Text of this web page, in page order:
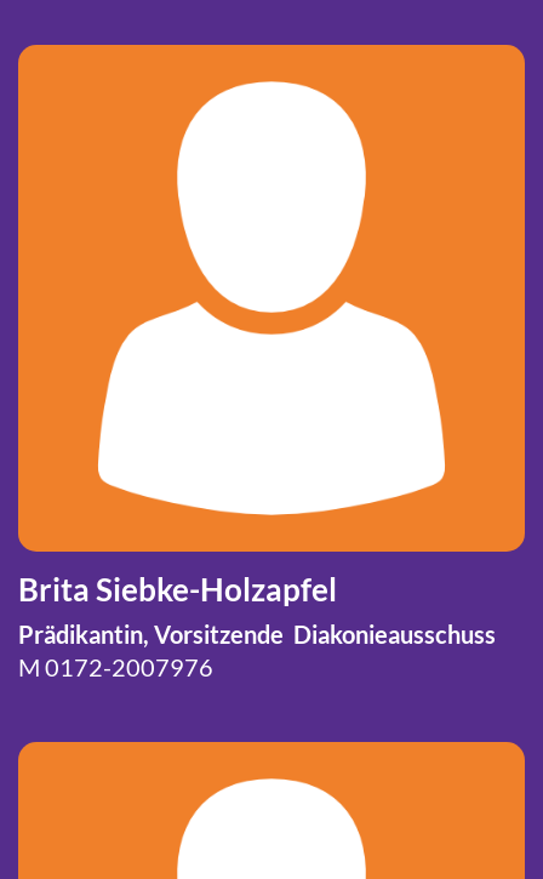
Brita Siebke-Holzapfel
Prädikantin, Vorsitzende Diakonieausschuss
M 0172-2007976